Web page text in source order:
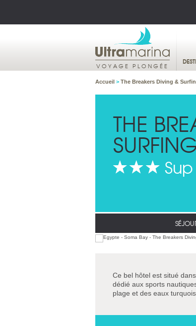
VOYAGE PLONGÉE
Accueil > The Breakers Diving &
THE
Sup
Ce bel hôtel est situé
dédié aux sports
plage et des eaux